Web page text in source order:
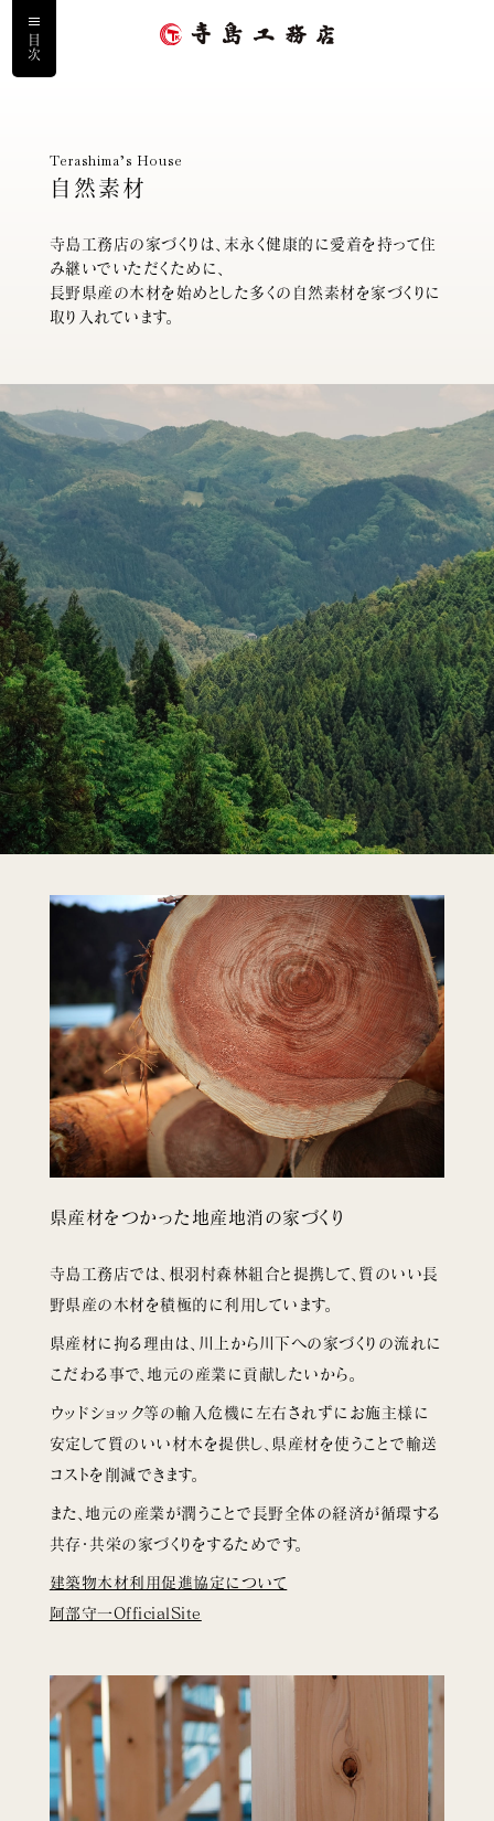
目次
私たちについて
寺島工務店の家づくり
寺島の家に住まう人
施工事例
サービス
新着情報
会社概要
お問い合わせ
採用情報
〒380-0961
tel.026-227-5544
© Terashima KohmutenPrivacy Policy.
Terashima’s House
自然素材
寺島工務店の家づくりは、末永く健康的に愛着を持って住
み継いでいただくために、
長野県産の木材を始めとした多くの自然素材を家づくりに
取り入れています。
県産材をつかった地産地消の家づくり
寺島工務店では、根羽村森林組合と提携して、質のいい長
野県産の木材を積極的に利用しています。
県産材に拘る理由は、川上から川下への家づくりの流れに
こだわる事で、地元の産業に貢献したいから。
ウッドショック等の輸入危機に左右されずにお施主様に
安定して質のいい材木を提供し、県産材を使うことで輸送
コストを削減できます。
また、地元の産業が潤うことで長野全体の経済が循環する
共存・共栄の家づくりをするためです。
建築物木材利用促進協定について
阿部守一OfficialSite